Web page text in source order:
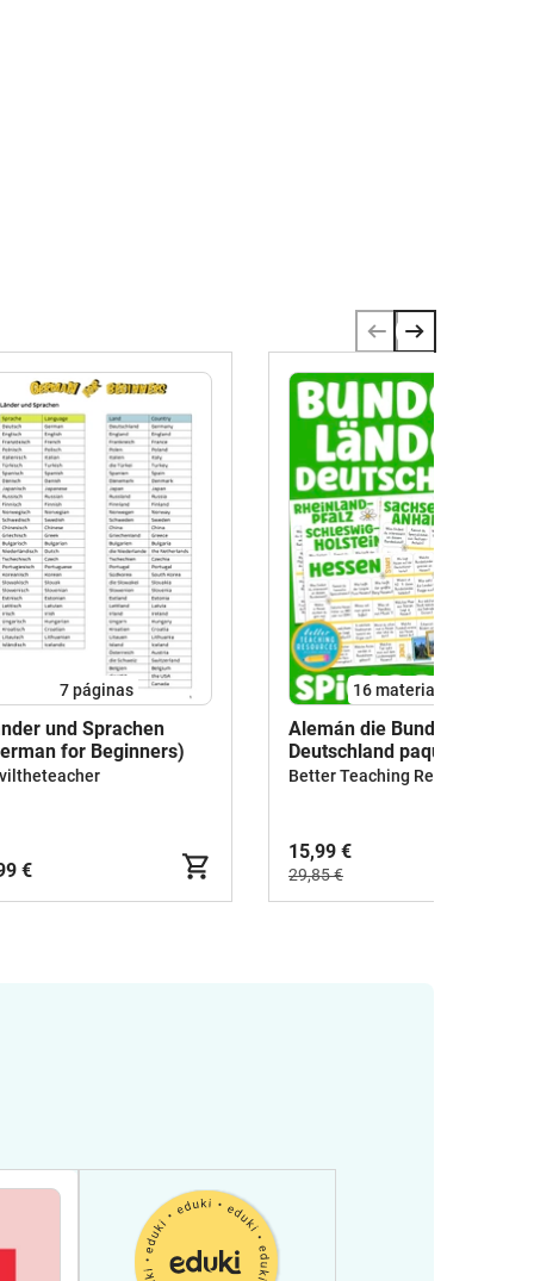
7páginas
und Sprachen
for Beginners)
€
16 materiales
Alemán die Bundesländer
Deutschland paquete de
juegos de conversación
15,99 €
29,85 €